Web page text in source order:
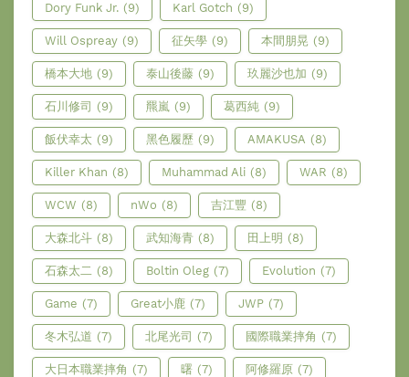
Dory Funk Jr. (9) Karl Gotch (9)
Will Ospreay (9) 征矢學 (9) 本間朋晃 (9)
橋本大地 (9) 泰山後藤 (9) 玖麗沙也加 (9)
石川修司 (9) 羆嵐 (9) 葛西純 (9)
飯伏幸太 (9) 黑色履歷 (9) AMAKUSA (8)
Killer Khan (8) Muhammad Ali (8) WAR (8)
WCW (8) nWo (8) 吉江豐 (8)
大森北斗 (8) 武知海青 (8) 田上明 (8)
石森太二 (8) Boltin Oleg (7) Evolution (7)
Game (7) Great小鹿 (7) JWP (7)
冬木弘道 (7) 北尾光司 (7) 國際職業摔角 (7)
大日本職業摔角 (7) 曙 (7) 阿修羅原 (7)